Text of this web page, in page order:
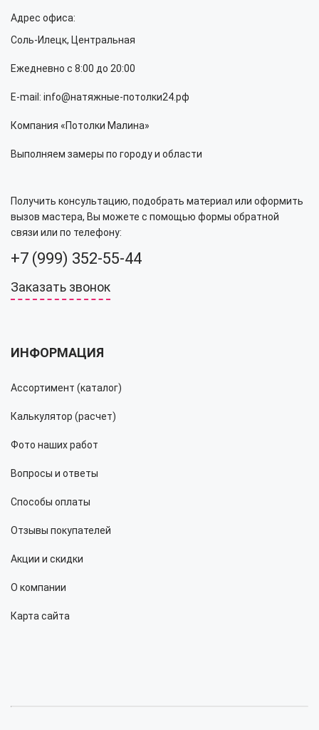
Адрес офиса:
Соль-Илецк, Центральная
Ежедневно с 8:00 до 20:00
E-mail: info@натяжные-потолки24.рф
Компания «Потолки Малина»
Выполняем замеры по городу и области
Получить консультацию, подобрать материал или оформить
вызов мастера, Вы можете с помощью формы обратной
связи или по телефону:
+7 (999) 352-55-44
Заказать звонок
ИНФОРМАЦИЯ
Ассортимент (каталог)
Калькулятор (расчет)
Фото наших работ
Вопросы и ответы
Способы оплаты
Отзывы покупателей
Акции и скидки
О компании
Карта сайта